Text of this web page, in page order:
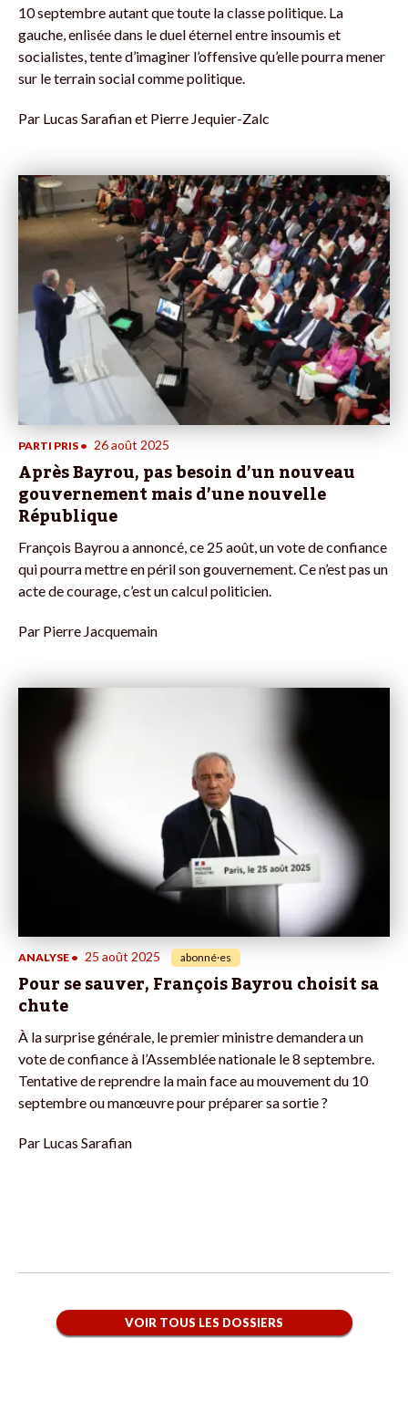
10 septembre autant que toute la classe politique. La
gauche, enlisée dans le duel éternel entre insoumis et
socialistes, tente d’imaginer l’offensive qu’elle pourra mener
sur le terrain social comme politique.
Par Lucas Sarafian et Pierre Jequier-Zalc
PARTI PRIS • 26 août 2025
Après Bayrou, pas besoin d’un nouveau
gouvernement mais d’une nouvelle
République
François Bayrou a annoncé, ce 25 août, un vote de confiance
qui pourra mettre en péril son gouvernement. Ce n’est pas un
acte de courage, c’est un calcul politicien.
Par Pierre Jacquemain
ANALYSE • 25 août 2025 abonné·es
Pour se sauver, François Bayrou choisit sa
chute
À la surprise générale, le premier ministre demandera un
vote de confiance à l’Assemblée nationale le 8 septembre.
Tentative de reprendre la main face au mouvement du 10
septembre ou manœuvre pour préparer sa sortie ?
Par Lucas Sarafian
VOIR TOUS LES DOSSIERS